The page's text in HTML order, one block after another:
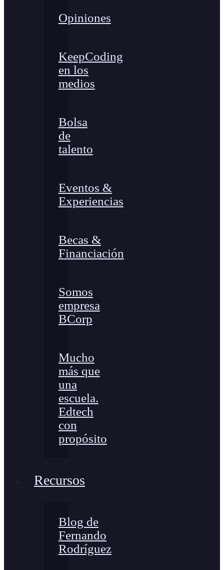
Opiniones
KeepCoding
en los
medios
Bolsa
de
talento
Eventos &
Experiencias
Becas &
Financiación
Somos
empresa
BCorp
Mucho
más que
una
escuela.
Edtech
con
propósito
Recursos
Blog de
Fernando
Rodríguez